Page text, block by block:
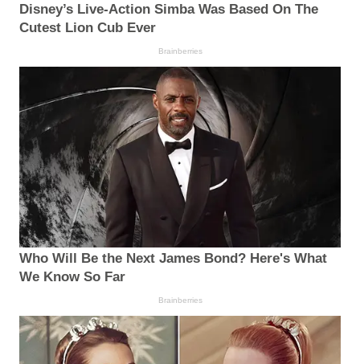
Disney’s Live-Action Simba Was Based On The
Cutest Lion Cub Ever
Brainberries
Who Will Be the Next James Bond? Here's What
We Know So Far
Brainberries